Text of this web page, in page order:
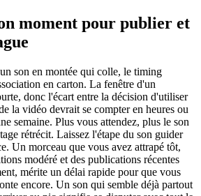
moment pour publier et
son en montée qui colle, le timing
en carton. La fenêtre d'un
donc l'écart entre la décision d'utiliser
la vidéo devrait se compter en heures ou
semaine. Plus vous attendez, plus le son
rétrécit. Laissez l'étape du son guider
Un morceau que vous avez attrapé tôt,
modéré et des publications récentes
mérite un délai rapide pour que vous
encore. Un son qui semble déjà partout